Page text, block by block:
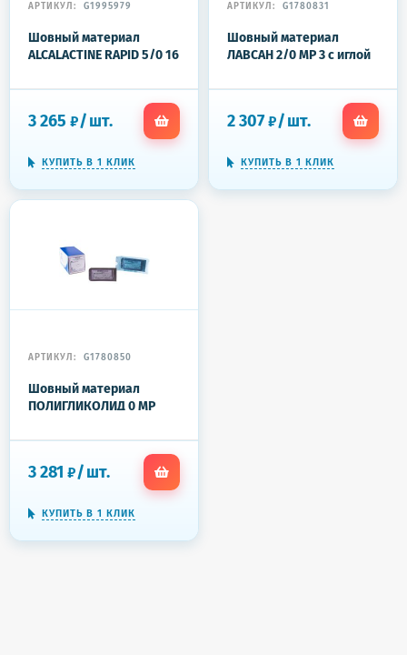
АРТИКУЛ: G1995979
Шовный материал
ALCALACTINE RAPID 5/0 16
3 265 ₽/шт.
КУПИТЬ В 1 КЛИК
АРТИКУЛ: G1780831
Шовный материал
ЛАВСАН 2/0 МР 3 с иглой
20шт/у
2 307 ₽/шт.
КУПИТЬ В 1 КЛИК
АРТИКУЛ: G1780850
Шовный материал
ПОЛИГЛИКОЛИД 0 МР
75)75см 20шт/у
3 281 ₽/шт.
КУПИТЬ В 1 КЛИК